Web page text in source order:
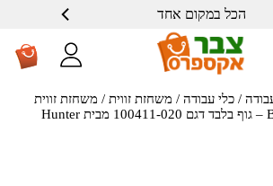
הכל במקום אחד
/ כלי עבודה / משחזת זווית / משחזת זווית